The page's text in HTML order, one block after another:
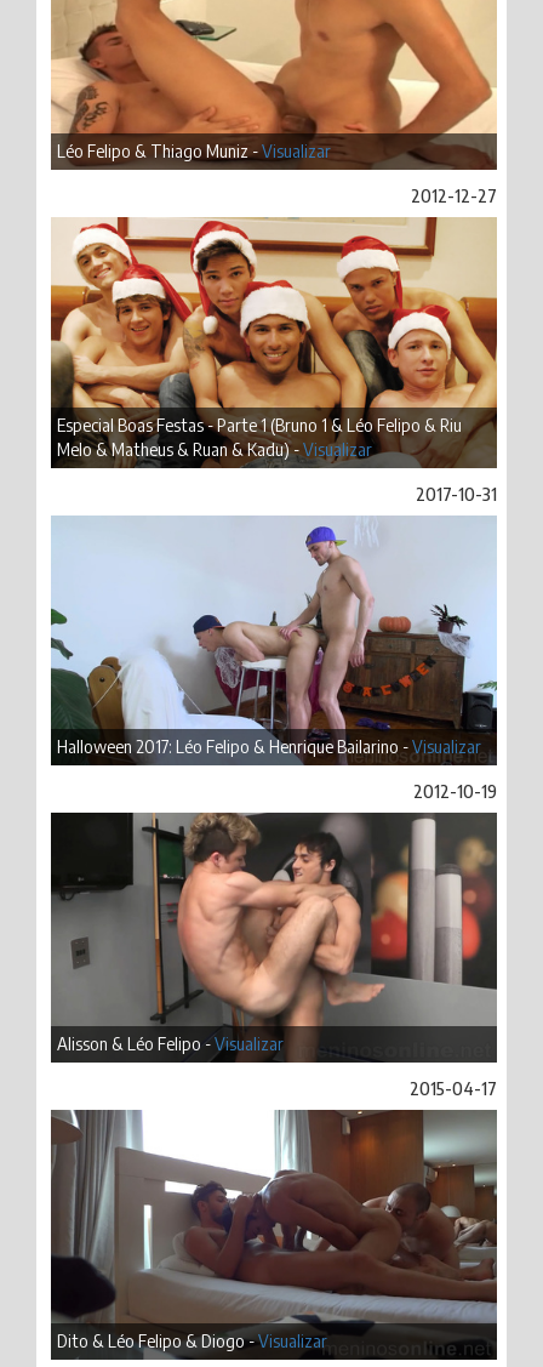
Léo Felipo & Thiago Muniz -Visualizar
2012-12-27
Especial Boas Festas - Parte 1 (Bruno 1 & Léo Felipo & Riu
Melo & Matheus & Ruan & Kadu) -Visualizar
2017-10-31
Halloween 2017: Léo Felipo & Henrique Bailarino -Visualizar
2012-10-19
Alisson & Léo Felipo -Visualizar
2015-04-17
Dito & Léo Felipo & Diogo -Visualizar